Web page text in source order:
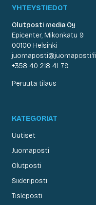
YHTEYSTIEDOT
Olutposti media Oy
Epicenter, Mikonkatu 9
00100 Helsinki
juomaposti@juomaposti.fi
+358 40 218 41 79
Peruuta tilaus
KATEGORIAT
Uutiset
Juomaposti
Olutposti
Siideriposti
Tisleposti